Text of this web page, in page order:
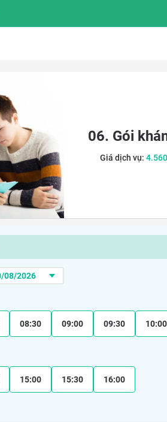
06. Gói
Giá dịch vụ:
08:30 09:00 09:30 10:00
15:00 15:30 16:00